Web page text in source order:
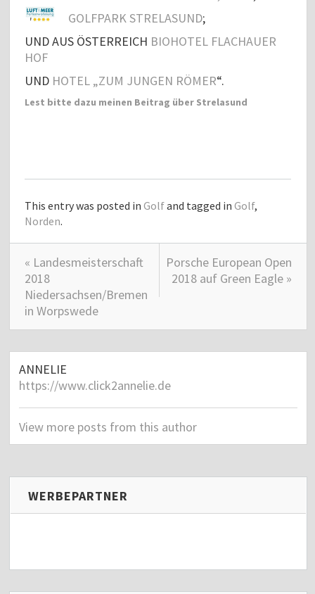
GOLFPARK STRELASUND;
UND AUS ÖSTERREICH BIOHOTEL FLACHAUER
HOF
UND HOTEL „ZUM JUNGEN RÖMER“.
Lest bitte dazu meinen Beitrag über Strelasund
This entry was posted inGolfand tagged inGolf,
Norden.
« Landesmeisterschaft
2018
Niedersachsen/Bremen
in Worpswede
Porsche European Open
2018 auf Green Eagle »
ANNELIE
https://www.click2annelie.de
View more posts from this author
WERBEPARTNER